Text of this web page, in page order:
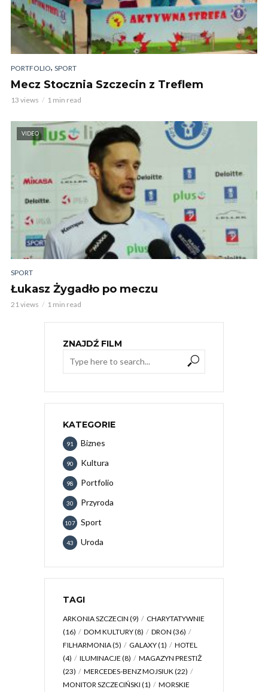
PORTFOLIO, SPORT
Mecz Stocznia Szczecin z Treflem
13 views 1 min read
VIDEO
SPORT
Łukasz Żygadło po meczu
21 views 1 min read
ZNAJDŹ FILM
KATEGORIE
Biznes
91
Kultura
90
Portfolio
98
Przyroda
30
Sport
107
Uroda
43
TAGI
ARKONIA SZCZECIN (9)
CHARYTATYWNIE
(16)
DOM KULTURY(8) DRON (36)
FILHARMONIA(5) GALAXY(1)
HOTEL
(4)
ILUMINACJE (8)
MAGAZYN PRESTIŻ
(23)
MERCEDES-BENZ MOJSIUK (22)
MONITOR SZCZECIŃSKI (1)
MORSKIE